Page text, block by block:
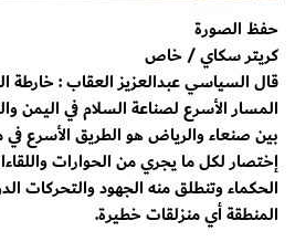
حفظ الصورة
كريتر سكاي / خاص
قال السياسي عبدالعزيز العقاب : ‏خارطة
المسار الأسرع لصناعة السلام في اليمن
بين صنعاء والرياض هو الطريق الأسرع
إختصار لكل ما يجري من الحوارات
الحكماء وتنطلق منه الجهود والتحركات
المنطقة أي منزلقات خطيرة.